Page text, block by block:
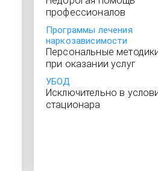
профессионалов
Программы лечения
наркозависимости
Персональные
при оказании услуг
УБОД
Исключительно в
стационара